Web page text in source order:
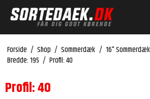
Forside / Shop / Sommerdæk / 16" Sommerdæk
Bredde: 195 / Profil: 40
Profil: 40